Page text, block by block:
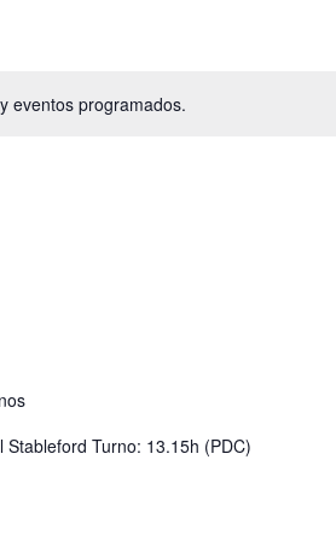
eventos programados.
Turno: 13.15h (PDC)